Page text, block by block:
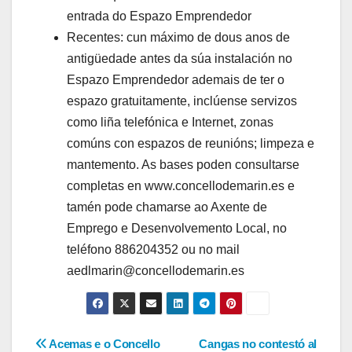
entrada do Espazo Emprendedor
Recentes: cun máximo de dous anos de
antigüedade antes da súa instalación no
Espazo Emprendedor ademais de ter o
espazo gratuitamente, inclúense servizos
como liña telefónica e Internet, zonas
comúns con espazos de reunións; limpeza e
mantemento. As bases poden consultarse
completas en www.concellodemarin.es e
tamén pode chamarse ao Axente de
Emprego e Desenvolvemento Local, no
teléfono 886204352 ou no mail
aedlmarin@concellodemarin.es
Cangas no contestó al
Acemas e o Concello